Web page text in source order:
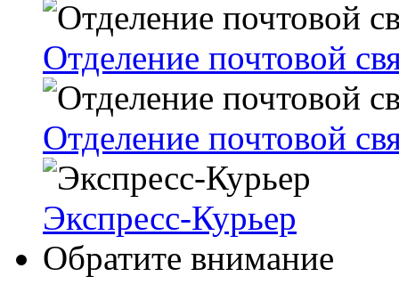
Отделение почтовой
Отделение почтовой
Экспресс-Курьер
Обратите внимание